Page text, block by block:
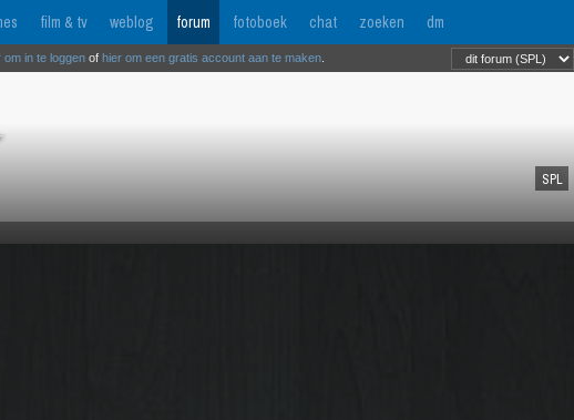
film & tv weblog forum fotoboek chat zoeken dm
SPL
om in te loggen of hier om een gratis account aan te maken